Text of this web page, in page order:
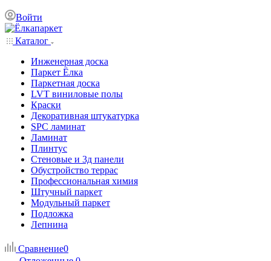
Войти
Каталог
Инженерная доска
Паркет Ёлка
Паркетная доска
LVT виниловые полы
Краски
Декоративная штукатурка
SPC ламинат
Ламинат
Плинтус
Стеновые и 3д панели
Обустройство террас
Профессиональная химия
Штучный паркет
Модульный паркет
Подложка
Лепнина
Сравнение0